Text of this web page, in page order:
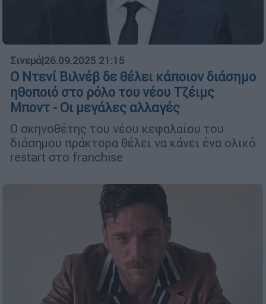
Σινεμά|26.09.2025 21:15
Ο Ντενί Βιλνέβ δε θέλει κάποιον διάσημο
ηθοποιό στο ρόλο του νέου Τζέιμς
Μποντ - Οι μεγάλες αλλαγές
Ο σκηνοθέτης του νέου κεφαλαίου του
διάσημου πράκτορα θέλει να κάνει ένα ολικό
restart στο franchise